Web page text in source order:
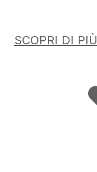
SCOPRI DI PIÙ